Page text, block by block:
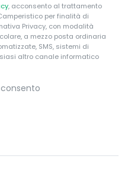
, acconsento al trattamento
per finalità di
Privacy, con modalità
a mezzo posta ordinaria
SMS, sistemi di
altro canale informatico